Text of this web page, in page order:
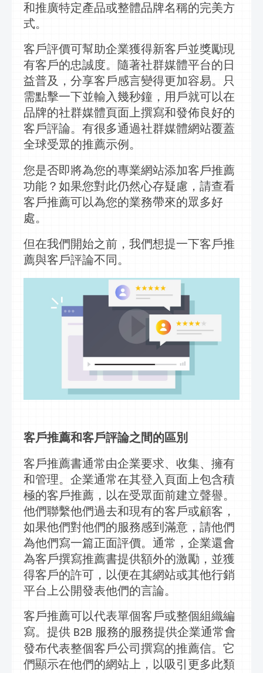
和推廣特定產品或整體品牌名稱的完美方
式。
客戶評價可幫助企業獲得新客戶並獎勵現
有客戶的忠誠度。隨著社群媒體平台的日
益普及，分享客戶感言變得更加容易。只
需點擊一下並輸入幾秒鐘，用戶就可以在
品牌的社群媒體頁面上撰寫和發佈良好的
客戶評論。有很多通過社群媒體網站覆蓋
全球受眾的推薦示例。
您是否即將為您的專業網站添加客戶推薦
功能？如果您對此仍然心存疑慮，請查看
客戶推薦可以為您的業務帶來的眾多好
處。
但在我們開始之前，我們想提一下客戶推
薦與客戶評論不同。
客戶推薦和客戶評論之間的區別
客戶推薦書通常由企業要求、收集、擁有
和管理。企業通常在其登入 頁面上包含積
極的客戶推薦，以在受眾面前建立聲譽。
他們聯繫他們過去和現有的客戶或顧客，
如果他們對他們的服務感到滿意，請他們
為他們寫一篇正面評價。通常，企業還會
為客戶撰寫推薦書提供額外的激勵，並獲
得客戶的許可，以便在其網站或其他行銷
平台上公開發表他們的言論。
客戶推薦可以代表單個客戶或整個組織編
寫。提供 B2B 服務的服務提供企業通常會
發布代表整個客戶公司撰寫的推薦信。它
們顯示在他們的網站上，以吸引更多此類